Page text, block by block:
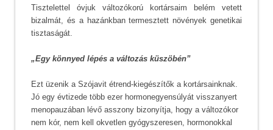
Tisztelettel óvjuk változókorú kortársaim belém vetett
bizalmát, és a hazánkban termesztett növények genetikai
tisztaságát.
„Egy könnyed lépés a változás küszöbén”
Ezt üzenik a Szójavit étrend-kiegészítők a kortársainknak.
Jó egy évtizede több ezer hormonegyensúlyát visszanyert
menopauzában lévő asszony bizonyítja, hogy a változókor
nem kór, nem kell okvetlen gyógyszeresen, hormonokkal